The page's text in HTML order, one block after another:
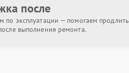
после
по эксплуатации — помогаем продлить
выполнения ремонта.